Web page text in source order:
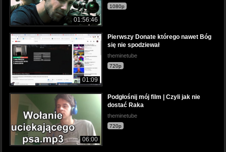
01:56:46
1080p
01:09
Pierwszy Donate którego nawet Bóg
się nie spodziewał
theminetube
720p
06:00
Podgłośnij mój film | Czyli jak nie
dostać Raka
theminetube
720p